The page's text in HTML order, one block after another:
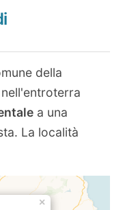
della
a una
La località
×